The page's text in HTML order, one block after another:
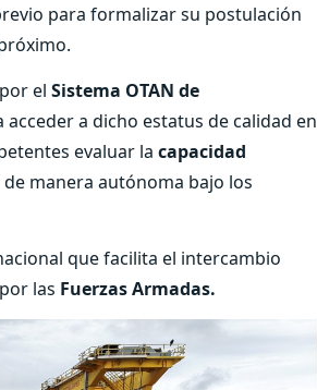
para formalizar su postulación
el Sistema OTAN de
acceder a dicho estatus de calidad en
evaluar la capacidad
manera autónoma bajo los
que facilita el intercambio
las Fuerzas Armadas.